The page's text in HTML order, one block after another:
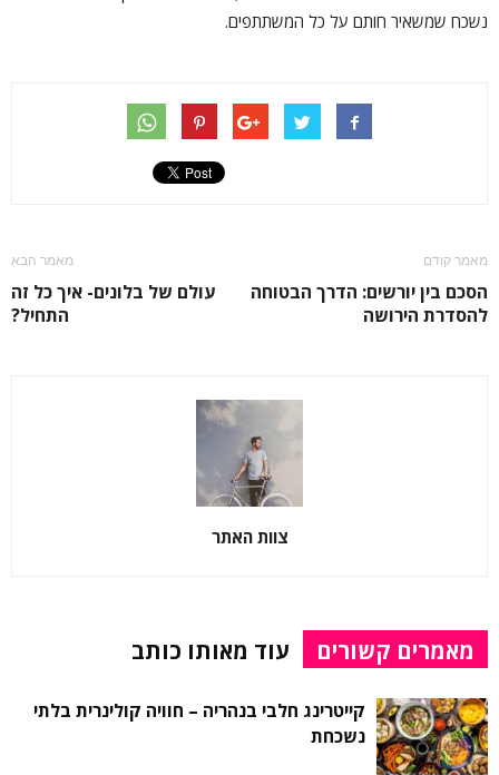
נשכח שמשאיר חותם על כל המשתתפים.
מאמר קודם
הסכם בין יורשים: הדרך הבטוחה
להסדרת הירושה
מאמר הבא
עולם של בלונים- איך כל זה
התחיל?
צוות האתר
מאמרים קשורים עוד מאותו כותב
קייטרינג חלבי בנהריה – חוויה קולינרית בלתי
נשכחת